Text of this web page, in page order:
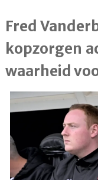
Fred
kopzorgen
waarheid